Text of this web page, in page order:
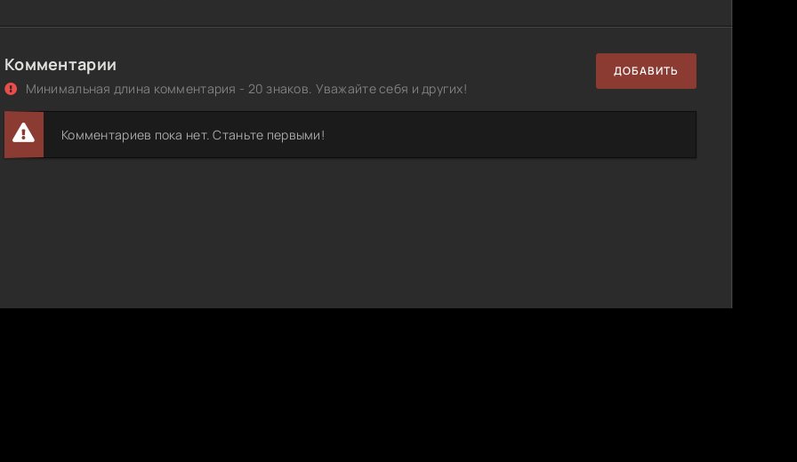
Комментарии
Минимальная длина комментария - 20 знаков. Уважайте себя и других!
ДОБАВИТЬ
Комментариев пока нет. Станьте первыми!